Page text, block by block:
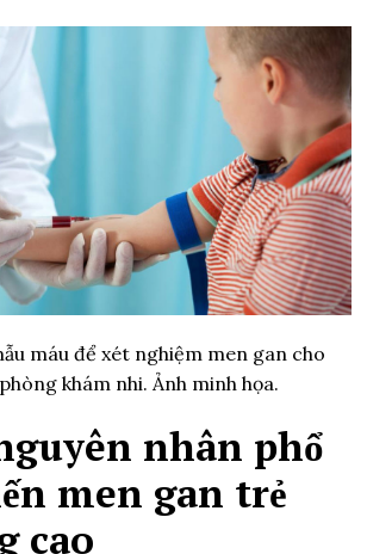
máu để xét nghiệm men gan cho
khám nhi. Ảnh minh họa.
nhân phổ
men gan trẻ
cao